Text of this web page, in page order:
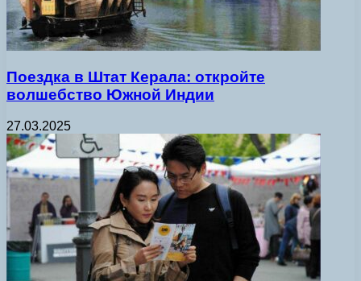
Поездка в Штат Керала: откройте
волшебство Южной Индии
27.03.2025